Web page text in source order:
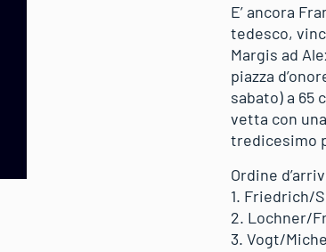
E’ ancora
tedesco,
Margis ad
piazza
sabato) a 65
vetta con
tredicesimo
Ordine
1. Friedrich/
2. Lochner/
3. Vogt/